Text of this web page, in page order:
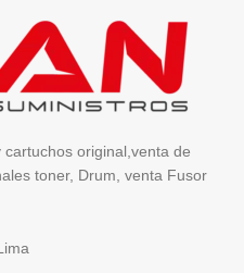
original,venta de
toner, Drum, venta Fusor